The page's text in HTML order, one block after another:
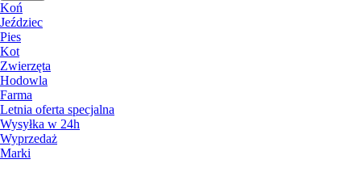
Koń
Jeździec
Pies
Kot
Zwierzęta
Hodowla
Farma
Letnia oferta specjalna
Wysyłka w 24h
Wyprzedaż
Marki